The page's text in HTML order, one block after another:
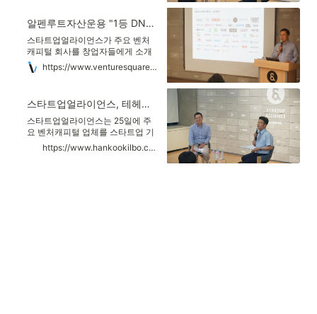
며 메자닌 투자가 20% ..
들이다. 김항기 대표는 25일 서울
강남구 스타트업얼라이언스에서
열린 '테헤란로 펀딩클럽' 행사에
연사로 나서 '좋은 스타트업을 고르
는 방법'에 대해 소개했다. 테헤란
행사로, 이날은 특별히 자산운용사
가 초청됐다.
알펜루트자산운용 "1등 DNA 가진 스타트업에 투자한다"
스타트업얼라이언스가 주요 벤처
캐피털 회사를 창업자들에게 소개
하는 테헤란로 펀딩클럽 21회를 25
일 개최했다. 이날은 알펜루트자산
투자 철학, 투자 포트폴리오 회사에
대한 이야기를 공유했다. 알펜루트
자산운용의 총 운용자산은 7월 기
준 약 1.12조 원으로 총 투자 비중의
60%를 비상장벤처에 투자하고 있
https://www.venturesquare.net/786797
스타트업얼라이언스, 테헤란로 펀딩클럽 개최
스타트업얼라이언스는 25일에 주
요 벤처캐피털 업체를 스타트업 기
업의 창업자들에게 소개하는 '테헤
란로 펀딩클럽'(사진)을 개최했다
https://www.hankookilbo.com/News/Read/201907260991722672?NClass=HB